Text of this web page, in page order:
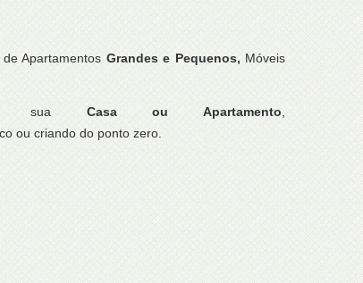
Apartamentos Grandes e Pequenos, Móveis
sua Casa ou Apartamento
ou criando do ponto zero.